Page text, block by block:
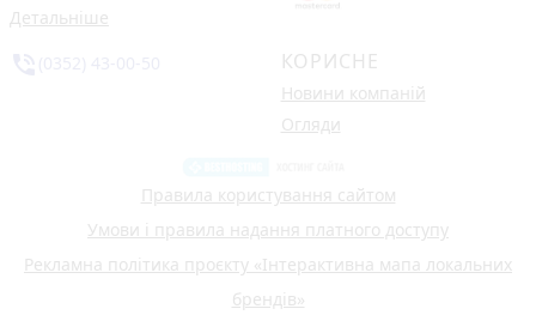
Детальніше
КОРИСНЕ
Новини компаній
Огляди
Правила користування сайтом
Умови і правила надання платного доступу
Рекламна політика проєкту «Інтерактивна мапа локальних
брендів»